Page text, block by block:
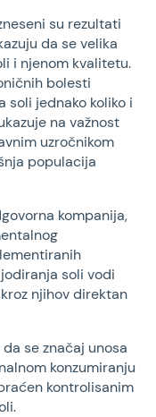
su rezultati
da se velika
i njenom kvalitetu.
bolesti
soli jednako koliko i
na važnost
uzročnikom
populacija
kompanija,
soli vodi
njihov direktan
se značaj unosa
konzumiranju
kontrolisanim